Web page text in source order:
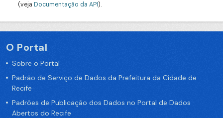
(veja Documentação da API).
O Portal
Sobre o Portal
Padrão de Serviço de Dados da Prefeitura da Cidade de
Recife
Padrões de Publicação dos Dados no Portal de Dados
Abertos do Recife